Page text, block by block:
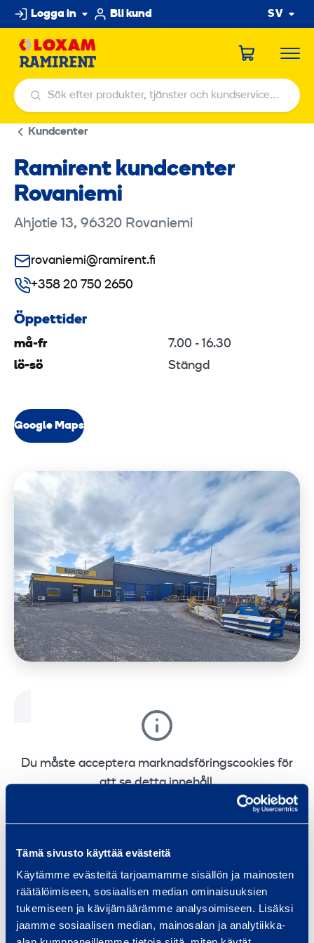
Tämä sivusto käyttää evästeitä
Käytämme evästeitä tarjoamamme sisällön ja mainosten
räätälöimiseen, sosiaalisen median ominaisuuksien
tukemiseen ja kävijämäärämme analysoimiseen. Lisäksi
jaamme sosiaalisen median, mainosalan ja analytiikka-
Hoppa
till
innehållet
Logga in Bli kund SV
Sök efter produkter, tjänster och kundservicecenter
Sök efter produkter, tjänster och kundservicecenter
Kundcenter
Ramirent kundcenter
Rovaniemi
Ahjotie 13, 96320 Rovaniemi
rovaniemi@ramirent.fi
+358 20 750 2650
Öppettider
må-fr
7.00 - 16.30
lö-sö
Stängd
Google Maps
Du måste acceptera marknadsföringscookies för
att se detta innehåll.
Maskinuthyrning till din tjänst! Vi har allt du